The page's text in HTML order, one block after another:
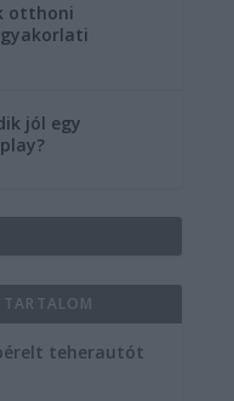
otthoni
jól egy
teherautót